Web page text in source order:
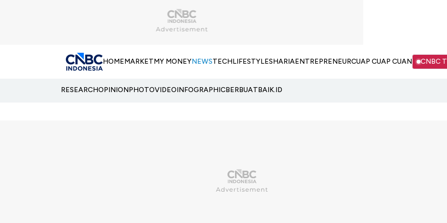
HOMEMARKETMY MONEYNEWSTECHLIFESTYLESHARIAENTREPRENEURCUAP CUAP CUAN CNBC
RESEARCHOPINIONPHOTOVIDEOINFOGRAPHICBERBUATBAIK.ID